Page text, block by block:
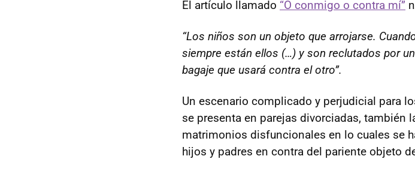
El artículo llamado “O conmigo o contra mí”
“Los niños son un objeto que arrojarse.
siempre están ellos (…) y son reclutados por
bagaje que usará contra el otro”.
Un escenario complicado y perjudicial para
se presenta en parejas divorciadas, también
matrimonios disfuncionales en lo cuales se
hijos y padres en contra del pariente objeto